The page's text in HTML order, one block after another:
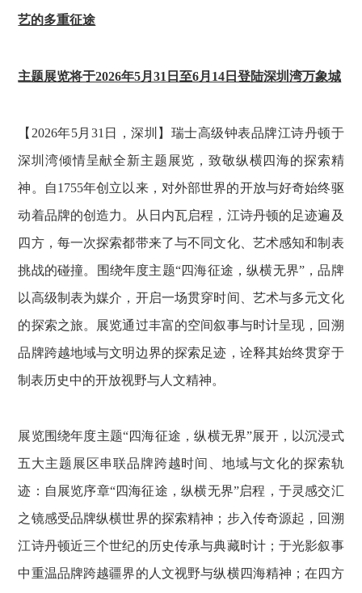
艺的多重征途
主题展览将于2026年5月31日至6月14日登陆深圳湾万象城
【2026年5月31日，深圳】瑞士高级钟表品牌江诗丹顿于
深圳湾倾情呈献全新主题展览，致敬纵横四海的探索精
神。自1755年创立以来，对外部世界的开放与好奇始终驱
动着品牌的创造力。从日内瓦启程，江诗丹顿的足迹遍及
四方，每一次探索都带来了与不同文化、艺术感知和制表
挑战的碰撞。围绕年度主题“四海征途，纵横无界”，品牌
以高级制表为媒介，开启一场贯穿时间、艺术与多元文化
的探索之旅。展览通过丰富的空间叙事与时计呈现，回溯
品牌跨越地域与文明边界的探索足迹，诠释其始终贯穿于
制表历史中的开放视野与人文精神。
展览围绕年度主题“四海征途，纵横无界”展开，以沉浸式
五大主题展区串联品牌跨越时间、地域与文化的探索轨
迹：自展览序章“四海征途，纵横无界”启程，于灵感交汇
之镜感受品牌纵横世界的探索精神；步入传奇源起，回溯
江诗丹顿近三个世纪的历史传承与典藏时计；于光影叙事
中重温品牌跨越疆界的人文视野与纵横四海精神；在四方